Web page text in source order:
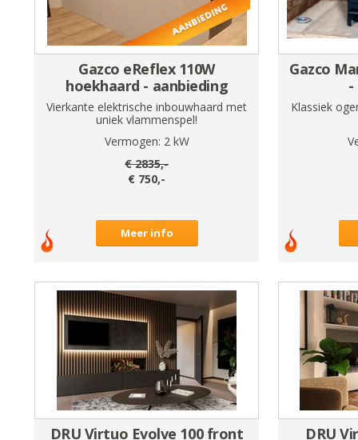
Gazco eReflex 110W
hoekhaard - aanbieding
Vierkante elektrische inbouwhaard met
uniek vlammenspel!
Vermogen: 2 kW
€2835,-
€ 750,-
Meer info
Gazco
-
Klassiek
DRU Virtuo Evolve 100 front
DRU